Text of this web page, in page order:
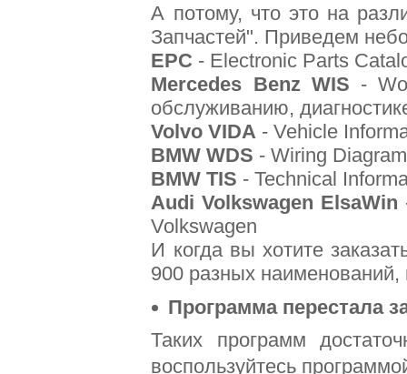
А потому, что это на
Запчастей". Приведем
EPC - Electronic Parts
Mercedes Benz WIS -
обслуживанию,
Volvo VIDA - Vehicle
BMW WDS - Wiring
BMW TIS - Technical
Audi Volkswagen ElsaWin
Volkswagen
И когда вы хотите
900 разных наименований,
Программа перестала
Таких программ
воспользуйтесь